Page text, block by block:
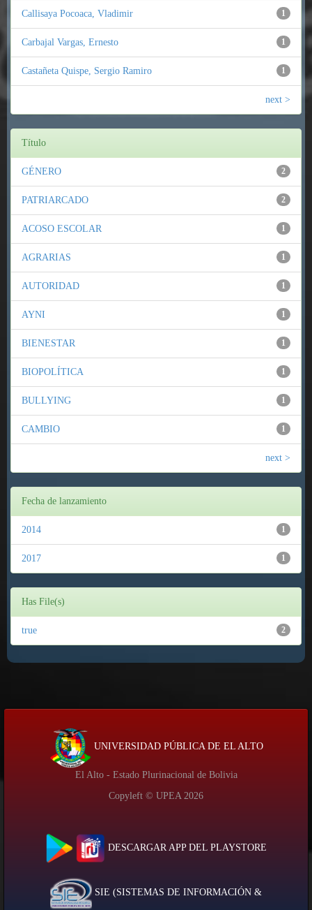
1
Callisaya Pocoaca, Vladimir
1
Carbajal Vargas, Ernesto
1
Castañeta Quispe, Sergio Ramiro
next >
Título
2
GÉNERO
2
PATRIARCADO
1
ACOSO ESCOLAR
1
AGRARIAS
1
AUTORIDAD
1
AYNI
1
BIENESTAR
1
BIOPOLÍTICA
1
BULLYING
1
CAMBIO
next >
Fecha de lanzamiento
1
2014
1
2017
Has File(s)
2
true
UNIVERSIDAD PÚBLICA DE EL ALTO
El Alto - Estado Plurinacional de Bolivia
Copyleft © UPEA 2026
DESCARGAR APP DEL PLAYSTORE
SIE (SISTEMAS DE INFORMACIÓN &